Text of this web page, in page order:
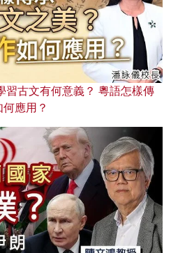
習古文有何意義？ 粵語怎樣傳
應用？